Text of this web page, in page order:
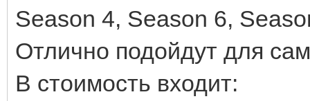
Season 4, Season 6,
Отлично подойдут для
В стоимость входит: